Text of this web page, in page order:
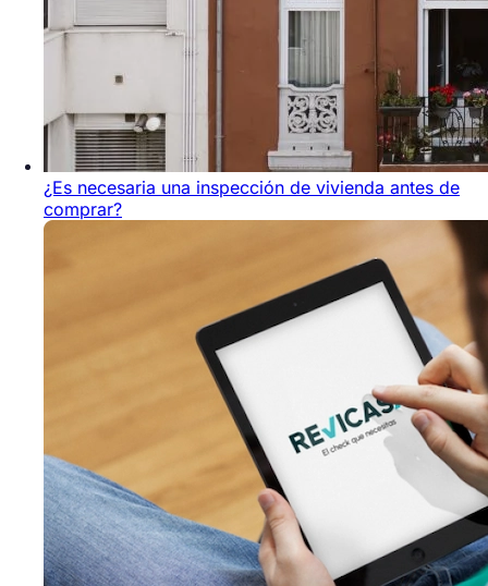
¿Es necesaria una inspección de vivienda antes de
comprar?